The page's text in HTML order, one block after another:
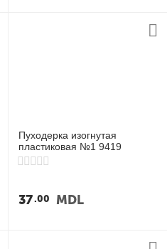
Пуходерка изогнутая
пластиковая №1 9419
37 00 MDL